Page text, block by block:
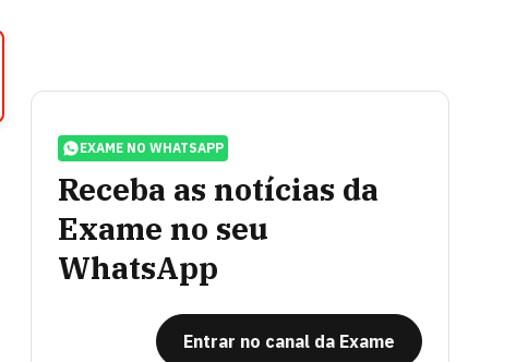
EXAME NO WHATSAPP
Receba as notícias da
Exame no seu
WhatsApp
Entrar no canal da Exame